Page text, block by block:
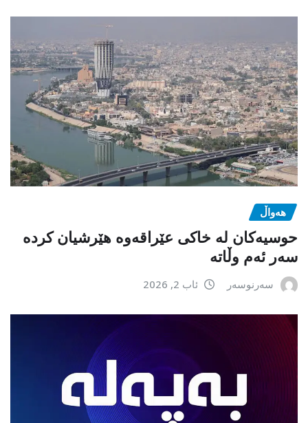
هەواڵ
حوسیەکان لە خاکی عێراقەوە هێرشیان کردە
سەر ئەم وڵاتە
سەرنوسەر ئاب 2, 2026